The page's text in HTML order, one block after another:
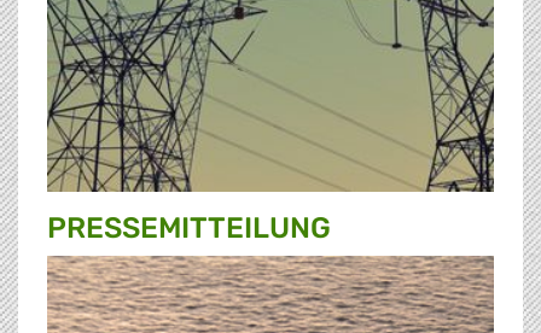
PRESSE­MITTEILUNG